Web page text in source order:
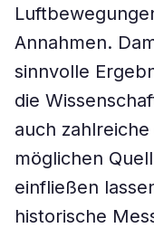
Annahmen.
sinnvolle
die
auch
möglichen
einfließen
historische